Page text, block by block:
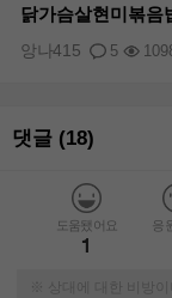
닭가슴살현미볶음
5
앙나415
댓글 (18)
도움됐어요
1
응
※ 상대에 대한 비방이